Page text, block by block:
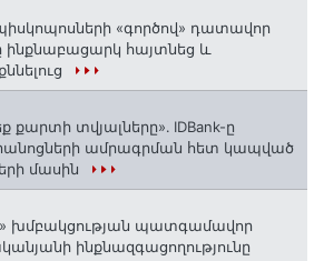
«գործով» դատավոր
ինքնաբացարկ հայտնեց և
տվյալները»․ IDBank-ը
ամրագրման հետ կապված
մասին
խմբակցության պատգամավոր
ինքնազգացողությունը